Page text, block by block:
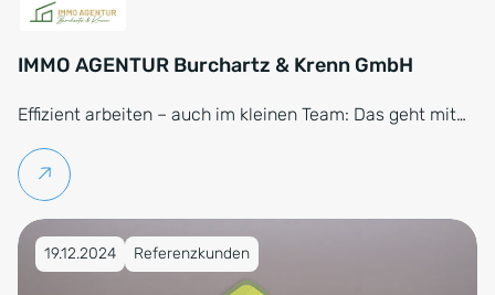
IMMO AGENTUR Burchartz & Krenn GmbH
Effizient arbeiten – auch im kleinen Team: Das geht mit…
Weiterlesen
Veröffentlicht am 19.12.2024
19.12.2024 Referenzkunden